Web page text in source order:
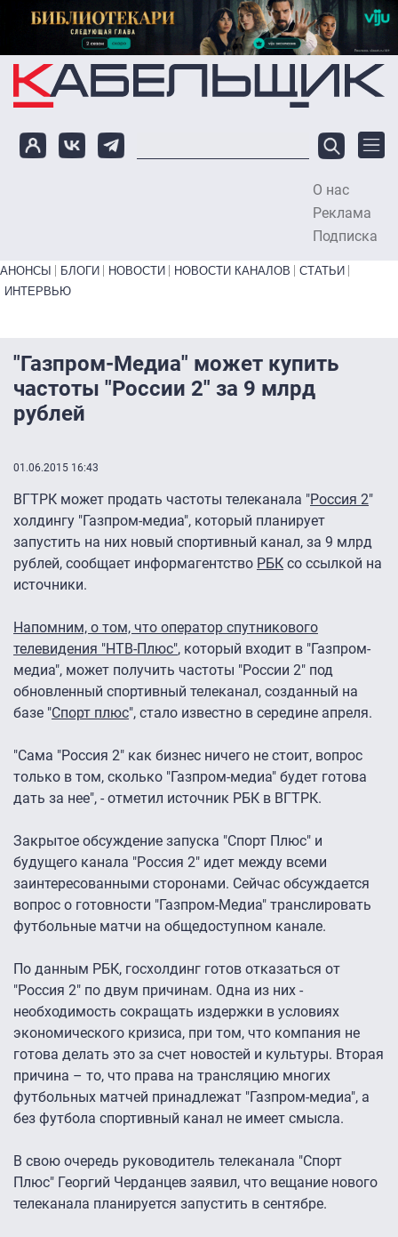
Перейти к основному содержанию
О нас
Реклама
Подписка
Primary links bottom
АНОНСЫ БЛОГИ НОВОСТИ НОВОСТИ КАНАЛОВ
СТАТЬИ
ИНТЕРВЬЮ
"Газпром-Медиа" может купить
частоты "России 2" за 9 млрд
рублей
01.06.2015 16:43
ВГТРК может продать частоты телеканала "Россия 2"
холдингу "Газпром-медиа", который планирует
запустить на них новый спортивный канал, за 9 млрд
рублей, сообщает информагентство РБК со ссылкой на
источники.
Напомним, о том, что оператор спутникового
телевидения "НТВ-Плюс", который входит в "Газпром-
медиа", может получить частоты "России 2" под
обновленный спортивный телеканал, созданный на
базе "Спорт плюс", стало известно в середине апреля.
"Сама "Россия 2" как бизнес ничего не стоит, вопрос
только в том, сколько "Газпром-медиа" будет готова
дать за нее", - отметил источник РБК в ВГТРК.
Закрытое обсуждение запуска "Спорт Плюс" и
будущего канала "Россия 2" идет между всеми
заинтересованными сторонами. Сейчас обсуждается
вопрос о готовности "Газпром-Медиа" транслировать
футбольные матчи на общедоступном канале.
По данным РБК, госхолдинг готов отказаться от
"Россия 2" по двум причинам. Одна из них -
необходимость сокращать издержки в условиях
экономического кризиса, при том, что компания не
готова делать это за счет новостей и культуры. Вторая
причина – то, что права на трансляцию многих
футбольных матчей принадлежат "Газпром-медиа", а
без футбола спортивный канал не имеет смысла.
В свою очередь руководитель телеканала "Спорт
Плюс" Георгий Черданцев заявил, что вещание нового
телеканала планируется запустить в сентябре.